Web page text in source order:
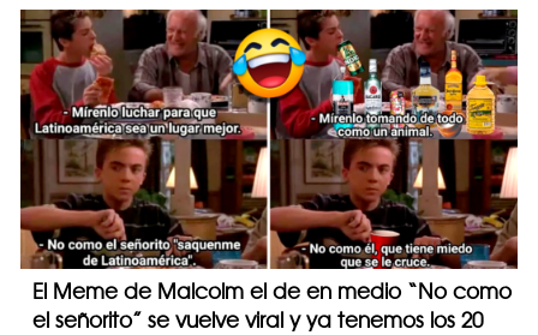
El Meme de Malcolm el de en medio “No como
el señorito” se vuelve viral y ya tenemos los 20